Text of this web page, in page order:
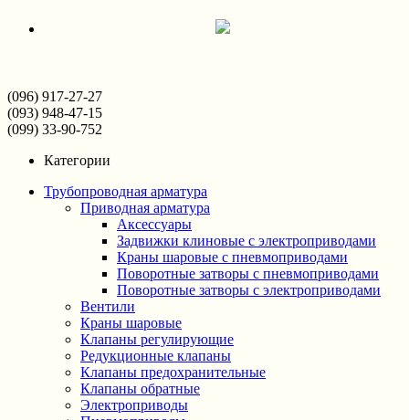
(096) 917-27-27
(093) 948-47-15
(099) 33-90-752
Категории
Трубопроводная арматура
Приводная арматура
Аксессуары
Задвижки клиновые с электроприводами
Краны шаровые с пневмоприводами
Поворотные затворы с пневмоприводами
Поворотные затворы с электроприводами
Вентили
Краны шаровые
Клапаны регулирующие
Редукционные клапаны
Клапаны предохранительные
Клапаны обратные
Электроприводы